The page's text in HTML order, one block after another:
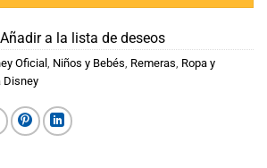
Añadir a la lista de deseos
Oficial , Niños y Bebés, Remeras, Ropa y
Disney